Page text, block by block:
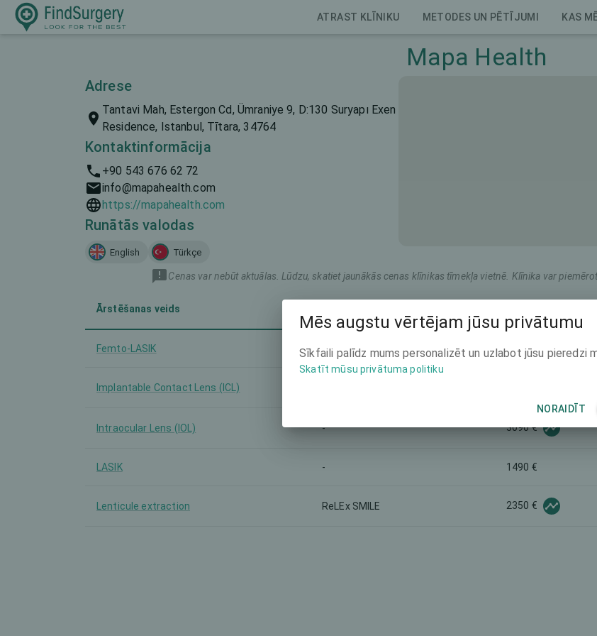
ATRAST KLĪNIKU METODES UN PĒTĪJUMI KAS
Mapa Health
Adrese
Tantavi Mah, Estergon Cd, Ümraniye 9, D:130 Suryapı Exen
Residence, Istanbul, Tītara, 34764
Kontaktinformācija
+90 543 676 62 72
info@mapahealth.com
https://mapahealth.com
Runātās valodas
English Türkçe
Cenas var nebūt aktuālas. Lūdzu, skatiet jaunākās cenas klīnikas tīmekļa vietnē. Klīnika var
Ārstēšanas veids
Femto-LASIK ILASIK 1490 €
Implantable Contact Lens (ICL)
Intraocular Lens (IOL) - 3090 €
LASIK - 1490 €
Lenticule extraction ReLEx SMILE 2350 €
Mēs augstu vērtējam jūsu privātumu
Sīkfaili palīdz mums personalizēt un uzlabot jūsu pieredzi
Skatīt mūsu privātuma politiku
NORAIDĪT